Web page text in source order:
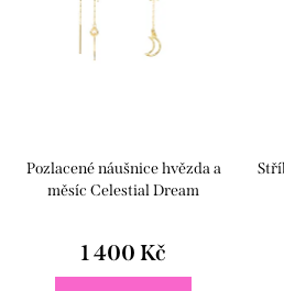
Pozlacené náušnice hvězda a
měsíc Celestial Dream
1 400 Kč